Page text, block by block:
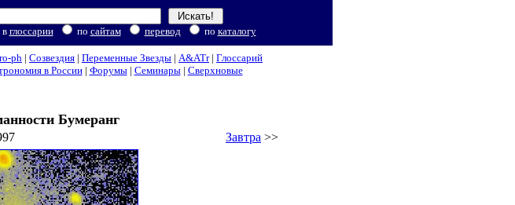
в глоссарии по сайтам перевод по каталогу
ph | Созвездия | Переменные Звезды | A&ATr| Глоссарий
в России| Форумы| Семинары| Сверхновые
Бумеранг
Завтра >>